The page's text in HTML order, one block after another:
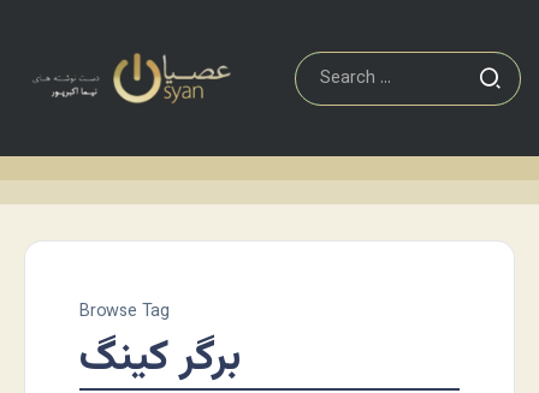
Browse Tag
برگر کینگ